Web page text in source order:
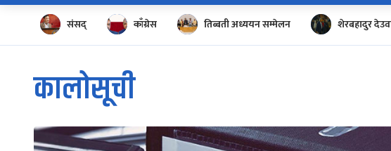
संसद् काँग्रेस तिब्बती अध्ययन सम्मेलन शेरबहादुर
कालोसूची